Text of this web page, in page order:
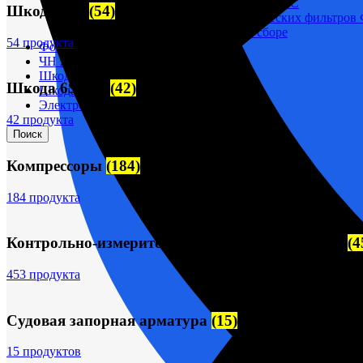
Корпусы гидравлических фильтров ФГС
Фильтрующие элементы гидравлических
Фильтры гидравлические ФГС в сборе
Фонари
ЧН 25/34
Шкода 6S-160
Шкода-275
Электродвигатели
Поиск
Шкода-275 (54)
54 продукта
Шкода 6S-160 (42)
42 продукта
Компрессоры(184)
184 продукта
Контрольно-измерительные приборы (КИПиА)
453 продукта
Судовая запорная арматура (15)
15 продуктов